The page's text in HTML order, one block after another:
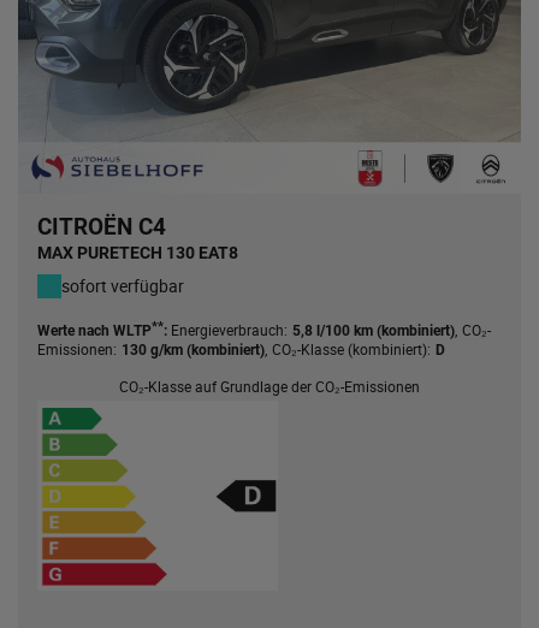
CITROËN C4
MAX PURETECH 130 EAT8
sofort verfügbar
Werte nach WLTP**: Energieverbrauch: 5,8 l/100 km (kombiniert) CO₂-
Emissionen: 130 g/km (kombiniert) CO₂-Klasse (kombiniert): D
CO₂-Klasse auf Grundlage der CO₂-Emissionen